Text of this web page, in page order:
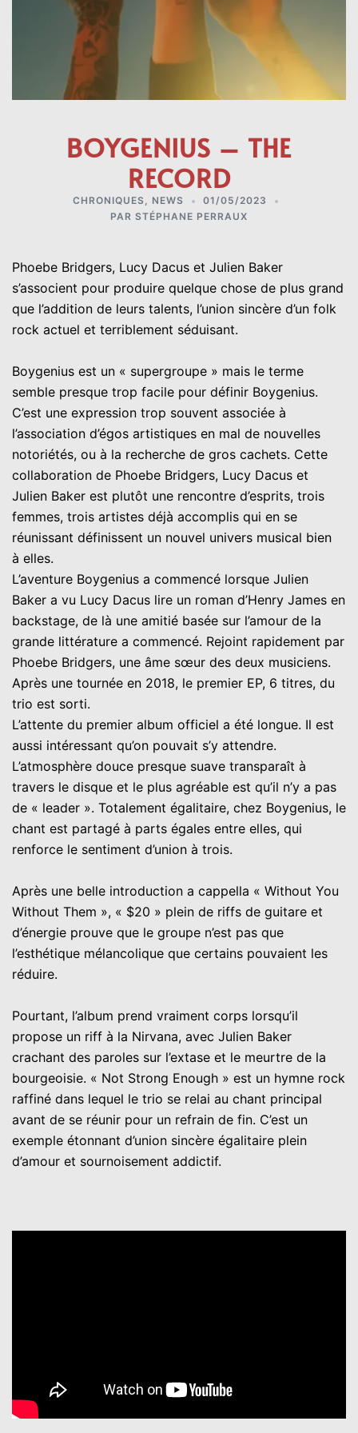
BOYGENIUS – THE
RECORD
CHRONIQUES , NEWS
01/05/2023
PAR STÉPHANE PERRAUX
Phoebe Bridgers, Lucy Dacus et Julien Baker
s’associent pour produire quelque chose de plus grand
que l’addition de leurs talents, l’union sincère d’un folk
rock actuel et terriblement séduisant.
Boygenius est un « supergroupe » mais le terme
semble presque trop facile pour définir Boygenius.
C’est une expression trop souvent associée à
l’association d’égos artistiques en mal de nouvelles
notoriétés, ou à la recherche de gros cachets. Cette
collaboration de Phoebe Bridgers, Lucy Dacus et
Julien Baker est plutôt une rencontre d’esprits, trois
femmes, trois artistes déjà accomplis qui en se
réunissant définissent un nouvel univers musical bien
à elles.
L’aventure Boygenius a commencé lorsque Julien
Baker a vu Lucy Dacus lire un roman d’Henry James en
backstage, de là une amitié basée sur l’amour de la
grande littérature a commencé. Rejoint rapidement par
Phoebe Bridgers, une âme sœur des deux musiciens.
Après une tournée en 2018, le premier EP, 6 titres, du
trio est sorti.
L’attente du premier album officiel a été longue. Il est
aussi intéressant qu’on pouvait s’y attendre.
L’atmosphère douce presque suave transparaît à
travers le disque et le plus agréable est qu’il n’y a pas
de « leader ». Totalement égalitaire, chez Boygenius, le
chant est partagé à parts égales entre elles, qui
renforce le sentiment d’union à trois.
Après une belle introduction a cappella « Without You
Without Them », « $20 » plein de riffs de guitare et
d’énergie prouve que le groupe n’est pas que
l’esthétique mélancolique que certains pouvaient les
réduire.
Pourtant, l’album prend vraiment corps lorsqu’il
propose un riff à la Nirvana, avec Julien Baker
crachant des paroles sur l’extase et le meurtre de la
bourgeoisie. « Not Strong Enough » est un hymne rock
raffiné dans lequel le trio se relai au chant principal
avant de se réunir pour un refrain de fin. C’est un
exemple étonnant d’union sincère égalitaire plein
d’amour et sournoisement addictif.